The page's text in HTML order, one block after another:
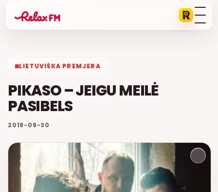
LIETUVIŠKA PREMJERA
PIKASO – JEIGU MEILĖ
PASIBELS
2019-09-30